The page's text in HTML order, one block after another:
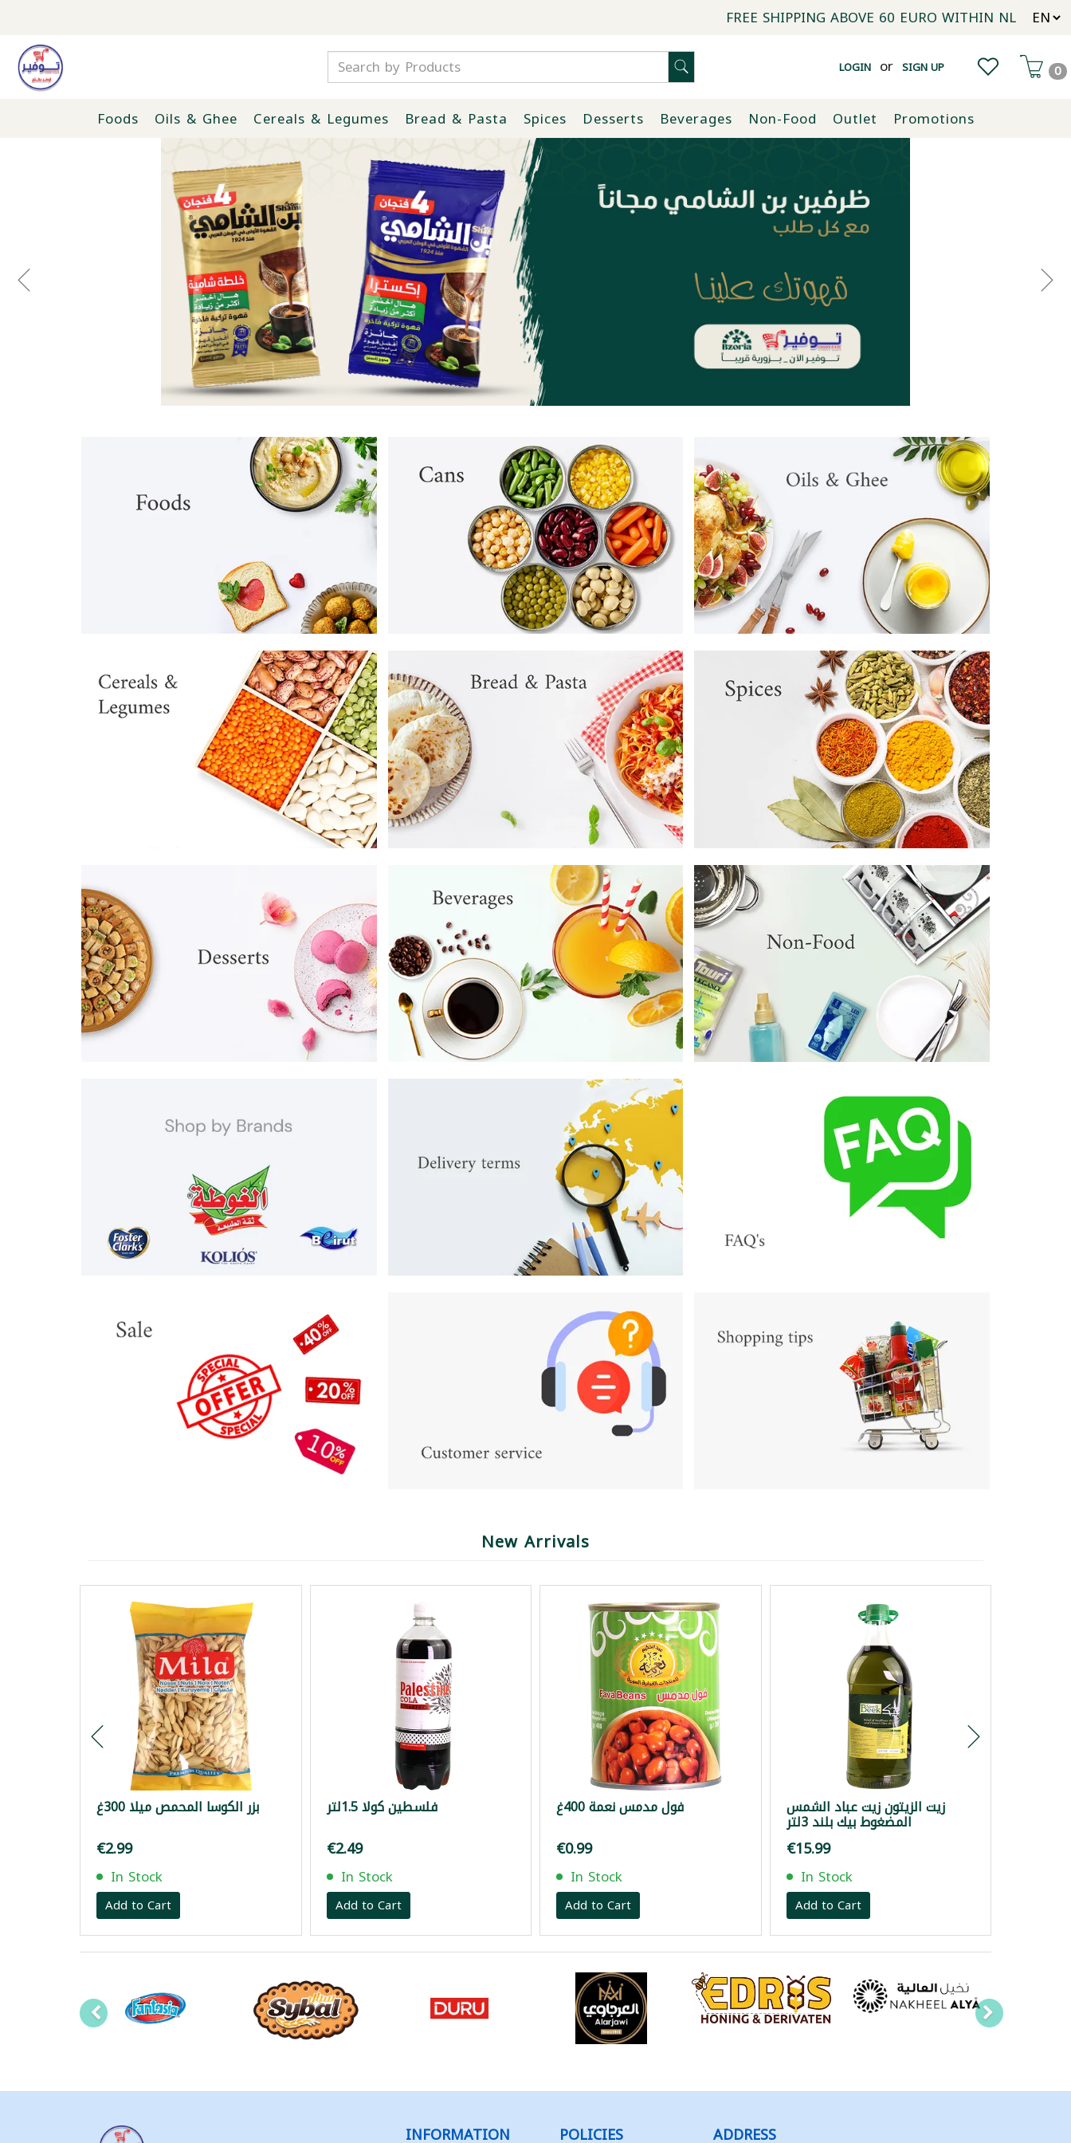
FREE SHIPPING ABOVE 60 EURO WITHIN NL
LOGIN or SIGN UP 0
Foods Oils & Ghee Cereals & Legumes Bread & Pasta Spices Desserts Beverages Non-Food Outlet Promotions
New Arrivals
بزر الكوسا المحمص ميلا 300غ
€2.99
In Stock
Add to Cart
فلسطين كولا 1.5لتر
€2.49
In Stock
Add to Cart
فول مدمس نعمة 400غ
€0.99
In Stock
Add to Cart
زيت الزيتون زيت عباد الشمس
المضغوط بيك بلند 3لتر
€15.99
In Stock
Add to Cart
INFORMATION POLICIES ADDRESS